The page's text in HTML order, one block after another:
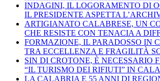
INDAGINI, IL LOGORAMENTO DI
IL PRESIDENTE ASPETTA
ARTIGIANATO CALABRESE, UN
CHE RESISTE CON TENACIA A
FORMAZIONE, IL PARADOSSO IN
TRA ECCELLENZA E FRAGILITÀ
SIN DI CROTONE, È NECESSARIO
“IL TURISMO DEI RIFIUTI” IN
LA CALABRIA E 55 ANNI DI